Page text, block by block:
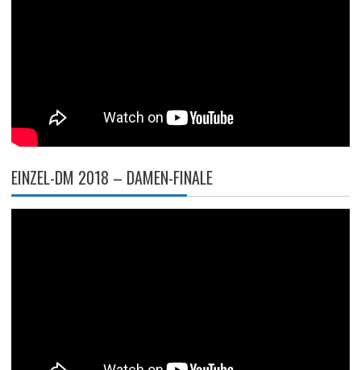
EINZEL-DM 2018 – DAMEN-FINALE